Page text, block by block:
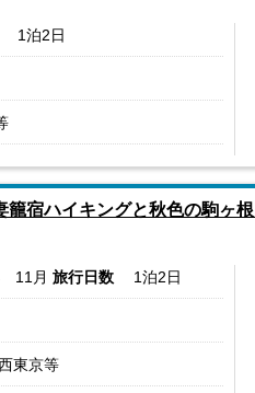
1泊2日
籠宿ハイキングと秋色の駒
11月 旅行日数 1泊2日
東京等